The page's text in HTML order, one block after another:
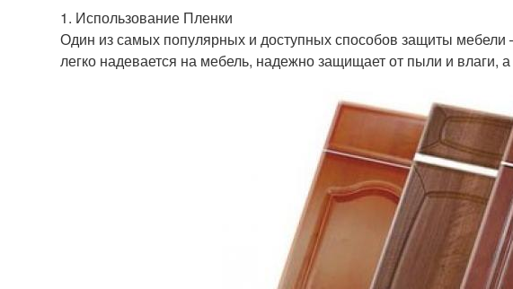
1. Использование Пленки
Один из самых популярных и доступных способов защиты мебели
легко надевается на мебель, надежно защищает от пыли и влаги,